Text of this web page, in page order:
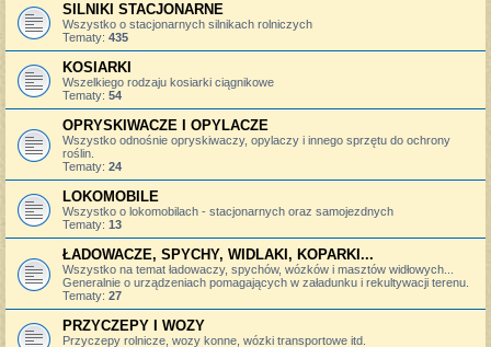
SILNIKI STACJONARNE
Wszystko o stacjonarnych silnikach rolniczych
Tematy: 435
KOSIARKI
Wszelkiego rodzaju kosiarki ciągnikowe
Tematy: 54
OPRYSKIWACZE I OPYLACZE
Wszystko odnośnie opryskiwaczy, opylaczy i innego sprzętu do ochrony
roślin.
Tematy: 24
LOKOMOBILE
Wszystko o lokomobilach - stacjonarnych oraz samojezdnych
Tematy: 13
ŁADOWACZE, SPYCHY, WIDLAKI, KOPARKI...
Wszystko na temat ładowaczy, spychów, wózków i masztów widłowych...
Generalnie o urządzeniach pomagających w załadunku i rekultywacji terenu.
Tematy: 27
PRZYCZEPY I WOZY
Przyczepy rolnicze, wozy konne, wózki transportowe itd.